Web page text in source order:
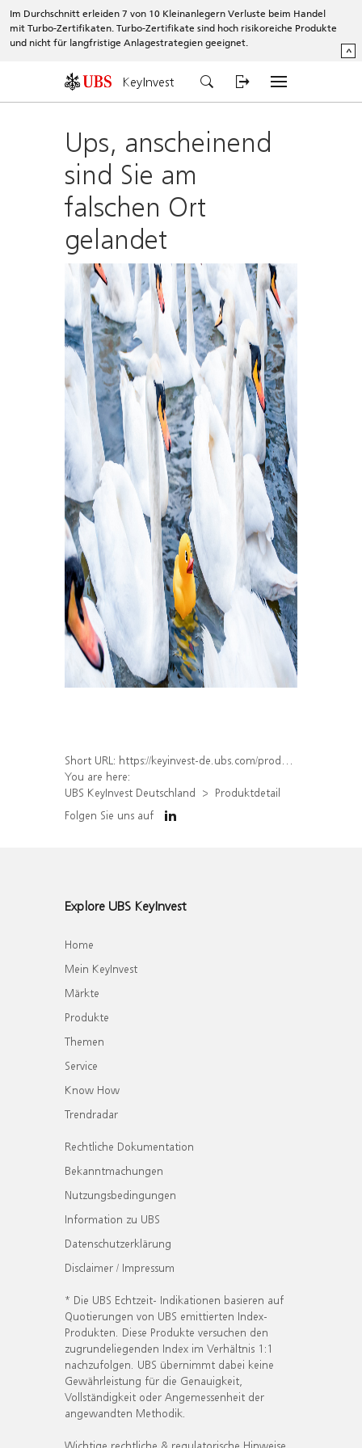
Im Durchschnitt erleiden 7 von 10 Kleinanlegern Verluste beim Handel
mit Turbo-Zertifikaten. Turbo-Zertifikate sind hoch risikoreiche Produkte
und nicht für langfristige Anlagestrategien geeignet.
^
KeyInvest
Ups, anscheinend
sind Sie am
falschen Ort
gelandet
Short URL: https://keyinvest-de.ubs.com/produkt/detail/index/isin/DE000WA4HMJ4
You are here:
UBS KeyInvest Deutschland
Produktdetail
Folgen Sie uns auf
Explore UBS KeyInvest
Home
Mein KeyInvest
Märkte
Produkte
Themen
Service
Know How
Trendradar
Rechtliche Dokumentation
Bekanntmachungen
Nutzungsbedingungen
Information zu UBS
Datenschutzerklärung
Disclaimer / Impressum
* Die UBS Echtzeit- Indikationen basieren auf
Quotierungen von UBS emittierten Index-
Produkten. Diese Produkte versuchen den
zugrundeliegenden Index im Verhältnis 1:1
nachzufolgen. UBS übernimmt dabei keine
Gewährleistung für die Genauigkeit,
Vollständigkeit oder Angemessenheit der
angewandten Methodik.